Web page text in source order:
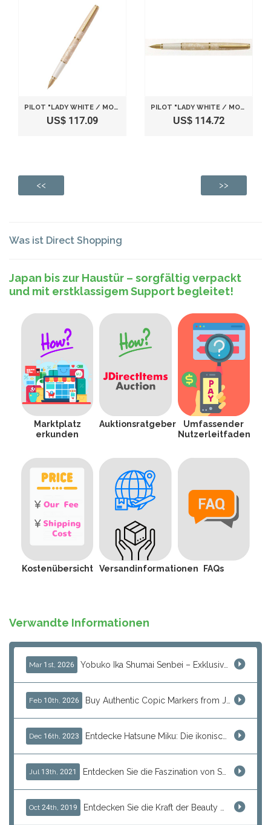
PILOT "LADY WHITE / MOMIJI (JAPANESE MAPLE)" [NIB : FINE]
US$ 117.09
PILOT "LADY WHITE / MOMIJI (JAPANESE MAPLE)" [NIB : MEDIUM]
US$ 114.72
<< >>
Was ist Direct Shopping
Japan bis zur Haustür – sorgfältig verpackt
und mit erstklassigem Support begleitet!
Marktplatz
erkunden
Auktionsratgeber
Umfassender
Nutzerleitfaden
Kostenübersicht Versandinformationen FAQs
Verwandte Informationen
Mar 1st, 2026 Yobuko Ika Shumai Senbei – Exklusive japanische Tintenfisch-Reiscracker aus Saga jetzt bei J-Subculture erhältlich
Feb 10th, 2026 Buy Authentic Copic Markers from Japan – Worldwide Shipping
Dec 16th, 2023 Entdecke Hatsune Miku: Die ikonische Vocaloid-Sensation
Jul 13th, 2021 Entdecken Sie die Faszination von SPY×FAMILY – Jetzt bei J-Subculture!
Oct 24th, 2019 Entdecken Sie die Kraft der Beauty Gesichtsmasken bei J-Subculture